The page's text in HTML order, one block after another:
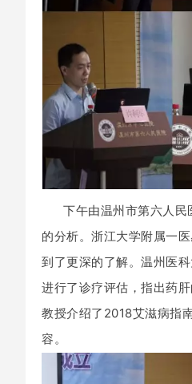
下午由温州市第六人
的分析。浙江大学附属一
到了更深的了解。温州医
进行了诊疗评估，指出药
教授介绍了2018艾滋病指
容。